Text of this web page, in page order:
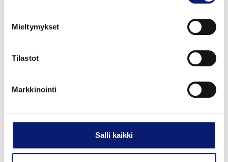
Mieltymykset
Tilastot
Markkinointi
Salli kaikki
Uusi auto
2027 Vantaa
49 000 € alk. 532 €/kk